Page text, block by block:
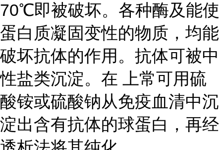
70℃即被破坏。各种酶及能使
蛋白质凝固变性的物质，均能
破坏抗体的作用。抗体可被中
性盐类沉淀。在 上常可用硫
酸铵或硫酸钠从免疫血清中沉
淀出含有抗体的球蛋白，再经